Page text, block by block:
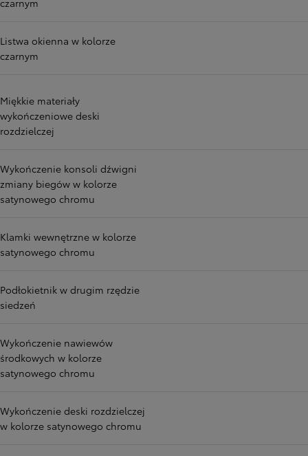
czarnym
Listwa okienna w kolorze
czarnym
Miękkie materiały
wykończeniowe deski
rozdzielczej
Wykończenie konsoli dźwigni
zmiany biegów w kolorze
satynowego chromu
Klamki wewnętrzne w kolorze
satynowego chromu
Podłokietnik w drugim rzędzie
siedzeń
Wykończenie nawiewów
środkowych w kolorze
satynowego chromu
Wykończenie deski rozdzielczej
w kolorze satynowego chromu